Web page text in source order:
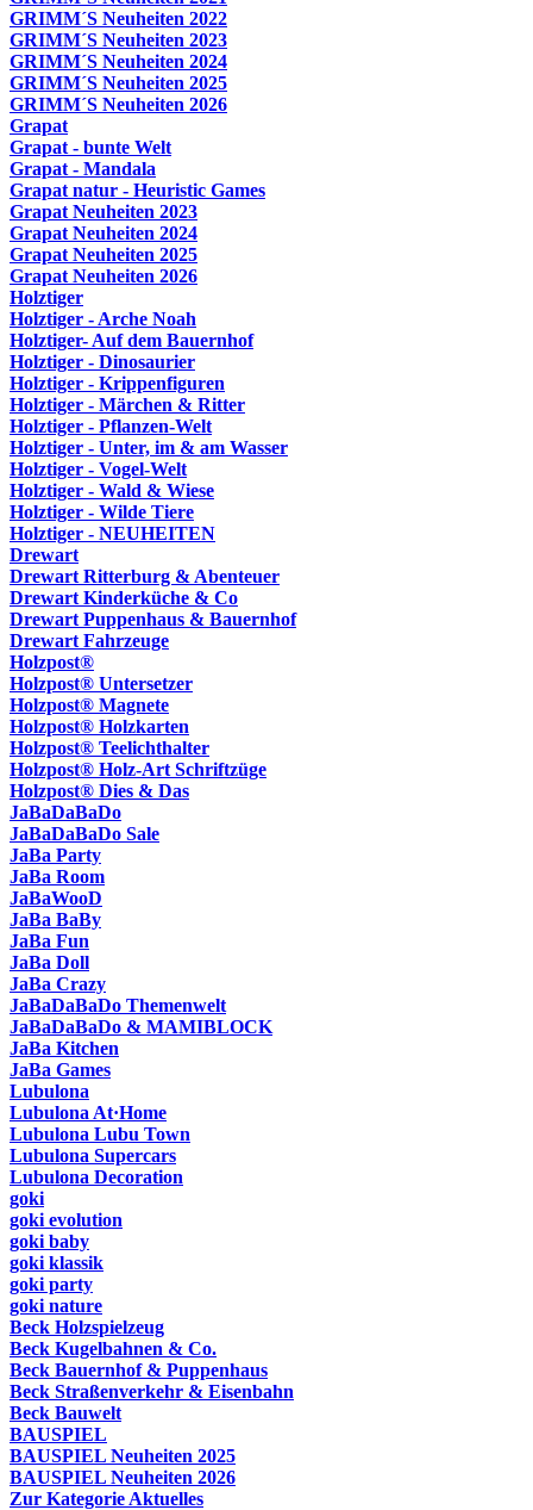
GRIMM´S Neuheiten 2022
GRIMM´S Neuheiten 2023
GRIMM´S Neuheiten 2024
GRIMM´S Neuheiten 2025
GRIMM´S Neuheiten 2026
Grapat
Grapat - bunte Welt
Grapat - Mandala
Grapat natur - Heuristic Games
Grapat Neuheiten 2023
Grapat Neuheiten 2024
Grapat Neuheiten 2025
Grapat Neuheiten 2026
Holztiger
Holztiger - Arche Noah
Holztiger- Auf dem Bauernhof
Holztiger - Dinosaurier
Holztiger - Krippenfiguren
Holztiger - Märchen & Ritter
Holztiger - Pflanzen-Welt
Holztiger - Unter, im & am Wasser
Holztiger - Vogel-Welt
Holztiger - Wald & Wiese
Holztiger - Wilde Tiere
Holztiger - NEUHEITEN
Drewart
Drewart Ritterburg & Abenteuer
Drewart Kinderküche & Co
Drewart Puppenhaus & Bauernhof
Drewart Fahrzeuge
Holzpost®
Holzpost® Untersetzer
Holzpost® Magnete
Holzpost® Holzkarten
Holzpost® Teelichthalter
Holzpost® Holz-Art Schriftzüge
Holzpost® Dies & Das
JaBaDaBaDo
JaBaDaBaDo Sale
JaBa Party
JaBa Room
JaBaWooD
JaBa BaBy
JaBa Fun
JaBa Doll
JaBa Crazy
JaBaDaBaDo Themenwelt
JaBaDaBaDo & MAMIBLOCK
JaBa Kitchen
JaBa Games
Lubulona
Lubulona At·Home
Lubulona Lubu Town
Lubulona Supercars
Lubulona Decoration
goki
goki evolution
goki baby
goki klassik
goki party
goki nature
Beck Holzspielzeug
Beck Kugelbahnen & Co.
Beck Bauernhof & Puppenhaus
Beck Straßenverkehr & Eisenbahn
Beck Bauwelt
BAUSPIEL
BAUSPIEL Neuheiten 2025
BAUSPIEL Neuheiten 2026
Zur Kategorie Aktuelles